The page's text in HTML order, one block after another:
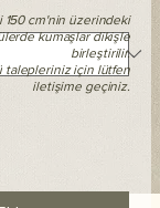
150 cm'nin üzerindeki
kumaşlar dikişle
birleştirilir.
talepleriniz için lütfen
iletişime geçiniz.